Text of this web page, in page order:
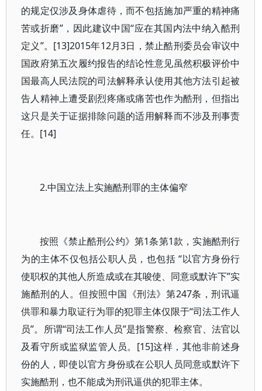
的规定仅涉及身体虐待，而不包括施加严重的精神痛
苦或折磨”，因此建议中国“应在其国内法中纳入酷刑
定义”。[13]2015年12月3日，禁止酷刑委员会审议中
国政府第五次履约报告的结论性意见虽然积极评价中
国最高人民法院的司法解释承认使用其他方法引起被
告人精神上遭受剧烈疼痛或痛苦也作为酷刑，但指出
这只是关于证据排除问题的适用解释而不涉及刑事责
任。[14]
2.中国立法上实施酷刑罪的主体偏窄
按照《禁止酷刑公约》第1条第1款，实施酷刑行
为的主体不仅包括公职人员，也包括 “以官方身份行
使职权的其他人所造成或在其唆使、同意或默许下”实
施酷刑的人。但按照中国《刑法》第247条，刑讯逼
供罪和暴力取证行为罪的犯罪主体仅限于“司法工作人
员”。所谓“司法工作人员”是指警察、检察官、法官以
及看守所或监狱监管人员。[15]这样，其他非前述身
份的人，即使以官方身份或在公职人员同意或默许下
实施酷刑，也不能成为刑讯逼供的犯罪主体。